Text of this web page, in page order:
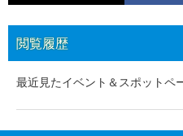
閲覧履歴
最近見たイベント＆スポットペ